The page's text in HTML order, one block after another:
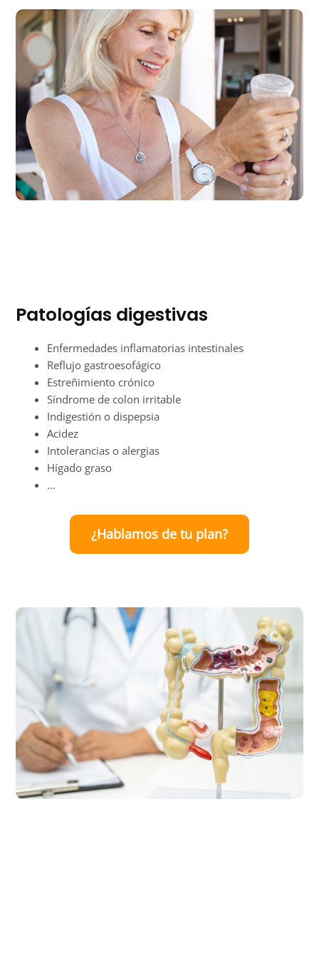
Patologías digestivas
Enfermedades inflamatorias intestinales
Reflujo gastroesofágico
Estreñimiento crónico
Síndrome de colon irritable
Indigestión o dispepsia
Acidez
Intolerancias o alergias
Hígado graso
…
¿Hablamos de tu plan?